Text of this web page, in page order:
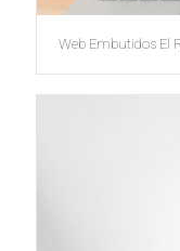
Web Embutidos El